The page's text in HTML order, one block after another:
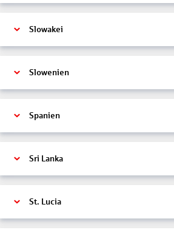
Slowakei
Slowenien
Spanien
Sri Lanka
St. Lucia